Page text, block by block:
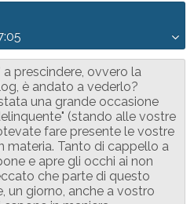
a prescindere, ovvero la
è andato a vederlo?
una grande occasione
(stando alle vostre
fare presente le vostre
materia. Tanto di cappello a
e apre gli occhi ai non
che parte di questo
un giorno, anche a vostro